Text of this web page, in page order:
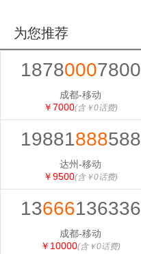
为您推荐
18780007800
成都-移动
￥7000(含￥0话费)
19881888588
达州-移动
￥9500(含￥0话费)
13666136336
成都-移动
￥10000(含￥0话费)